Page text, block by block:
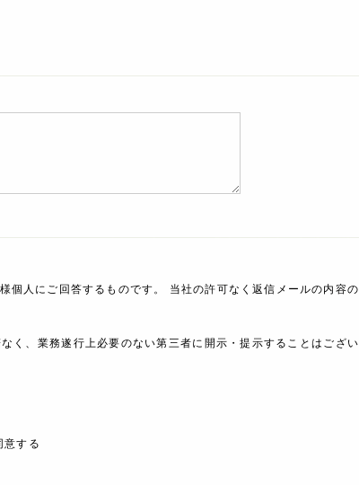
個人にご回答するものです。 当社の許可なく返信メールの内容の
く、業務遂行上必要のない第三者に開示・提示することはござい
意する